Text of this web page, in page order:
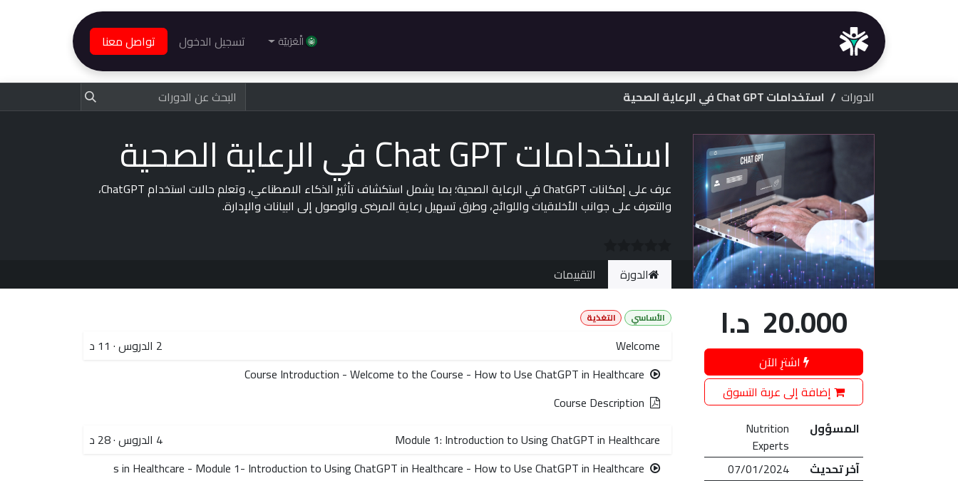
تخطي للذهاب إلى المحتوى
الْعَرَبيّة تسجيل الدخول تواصل معنا
الدورات استخدامات Chat GPT في الرعاية الصحية
استخدامات Chat GPT في الرعاية الصحية
عرف على إمكانات ChatGPT في الرعاية الصحية؛ بما يشمل استكشاف تأثير الذكاء الاصطناعي، وتعلم حالات استخدام ChatGPT،
والتعرف على جوانب الأخلاقيات واللوائح، وطرق تسهيل رعاية المرضى والوصول إلى البيانات والإدارة.
20.000 د.ا
اشترِ الآن
إضافة إلى عربة التسوق
المسؤول
Nutrition
Experts
آخر تحديث
07/01/2024
الدورة التقييمات
الأساسي التغذية
Welcome
2 الدروس· 11 د
Course Introduction - Welcome to the Course - How to Use ChatGPT in Healthcare
Course Description
Module 1: Introduction to Using ChatGPT in Healthcare
4 الدروس·28 د
s in Healthcare - Module 1- Introduction to Using ChatGPT in Healthcare - How to Use ChatGPT in Healthcare